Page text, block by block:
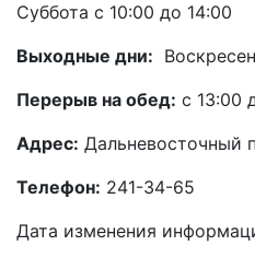
Суббота с 10:00 до 14:00
Выходные дни:
Перерыв на обед: с 13:00
Адрес: Дальневосточный
Телефон: 241-34-65
Дата изменения